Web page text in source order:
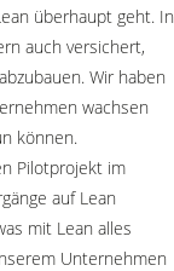
überhaupt geht. In
auch versichert,
Wir haben
wachsen
können.
Pilotprojekt im
auf Lean
mit Lean alles
Unternehmen